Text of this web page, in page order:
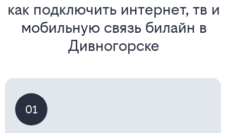
как подключить интернет, тв и
мобильную связь билайн в
Дивногорске
01